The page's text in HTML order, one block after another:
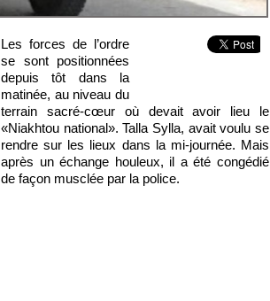
Les forces de l’ordre
se sont positionnées
depuis tôt dans la
matinée, au niveau du
terrain sacré-cœur où devait avoir lieu le
«Niakhtou national». Talla Sylla, avait voulu se
rendre sur les lieux dans la mi-journée. Mais
après un échange houleux, il a été congédié
de façon musclée par la police.